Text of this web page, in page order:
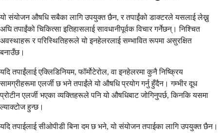
यो संयोजन औषधि सबैका लागि उपयुक्त छैन, र तपाईंको डाक्टरले यसलाई लेख्नु
अघि तपाईंको चिकित्सा इतिहासलाई सावधानीपूर्वक विचार गर्नेछन्। निश्चित
अवस्थाहरू र परिस्थितिहरूले यो इनहेलरलाई सम्भावित रूपमा असुरक्षित
बनाउँछ।
यदि तपाईंलाई एक्लिडिनियम, फॉर्मोटेरोल, वा इनहेलरमा कुनै निष्क्रिय
सामग्रीहरूमा एलर्जी छ भने तपाईंले यो औषधि प्रयोग गर्नु हुँदैन। गम्भीर दूध
प्रोटीन एलर्जी भएका व्यक्तिहरूले पनि यो औषधिबाट जोगिनुपर्छ, किनकि यसमा
ल्याक्टोज हुन्छ।
यदि तपाईलाई सीओपीडी बिना दम छ भने, यो संयोजन तपाईका लागि उपयुक्त छैन।